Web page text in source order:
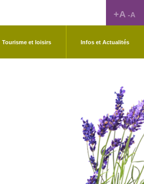
+A -A
Tourisme et loisirs Infos et Actualités